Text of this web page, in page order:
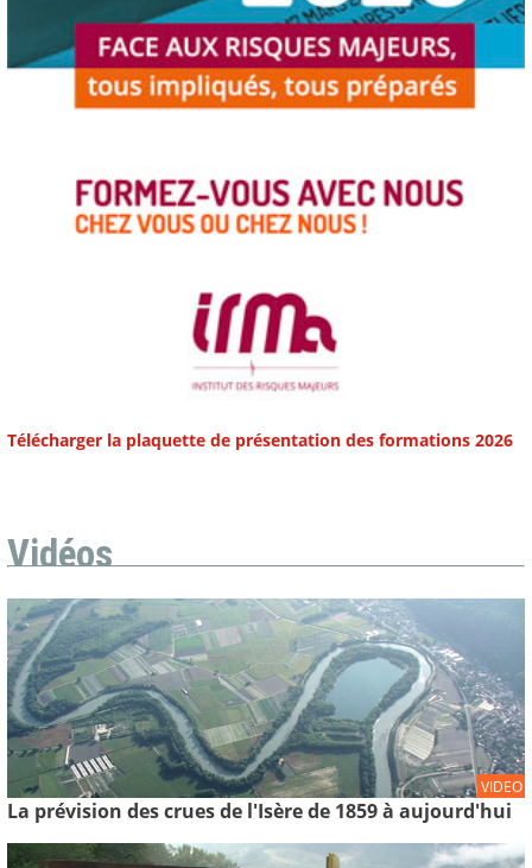
Télécharger la plaquette de présentation des formations 2026
Vidéos
VIDEO
La prévision des crues de l'Isère de 1859 à aujourd'hui